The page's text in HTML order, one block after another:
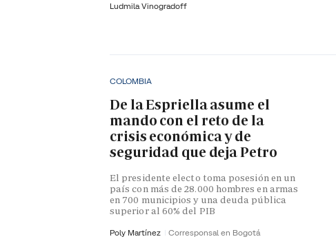
Ludmila Vinogradoff
COLOMBIA
De la Espriella asume el
mando con el reto de la
crisis económica y de
seguridad que deja Petro
El presidente electo toma posesión en un
país con más de 28.000 hombres en armas
en 700 municipios y una deuda pública
superior al 60% del PIB
Poly Martínez Corresponsal en Bogotá